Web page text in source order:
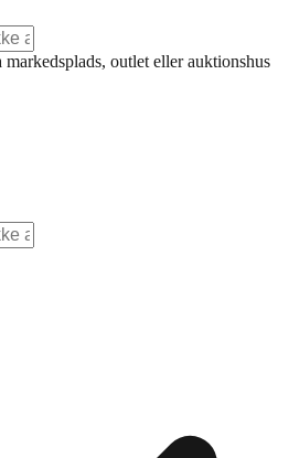
outlet eller auktionshus